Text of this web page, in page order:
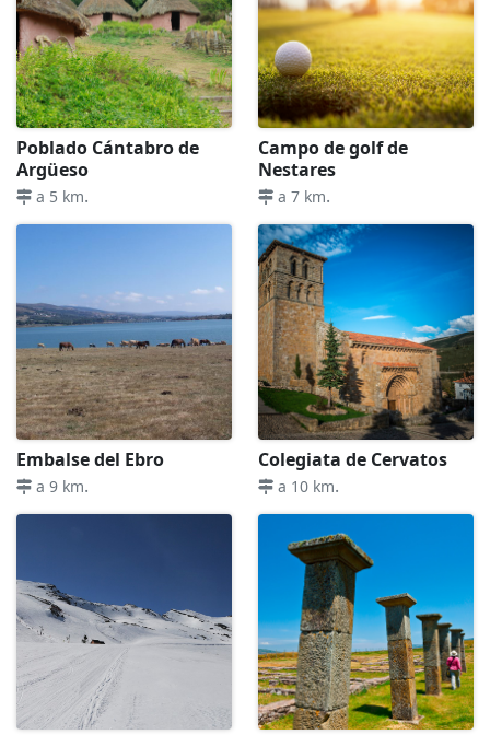
Poblado Cántabro de
Argüeso
a 5 km.
Campo de golf de
Nestares
a 7 km.
Embalse del Ebro
a 9 km.
Colegiata de Cervatos
a 10 km.